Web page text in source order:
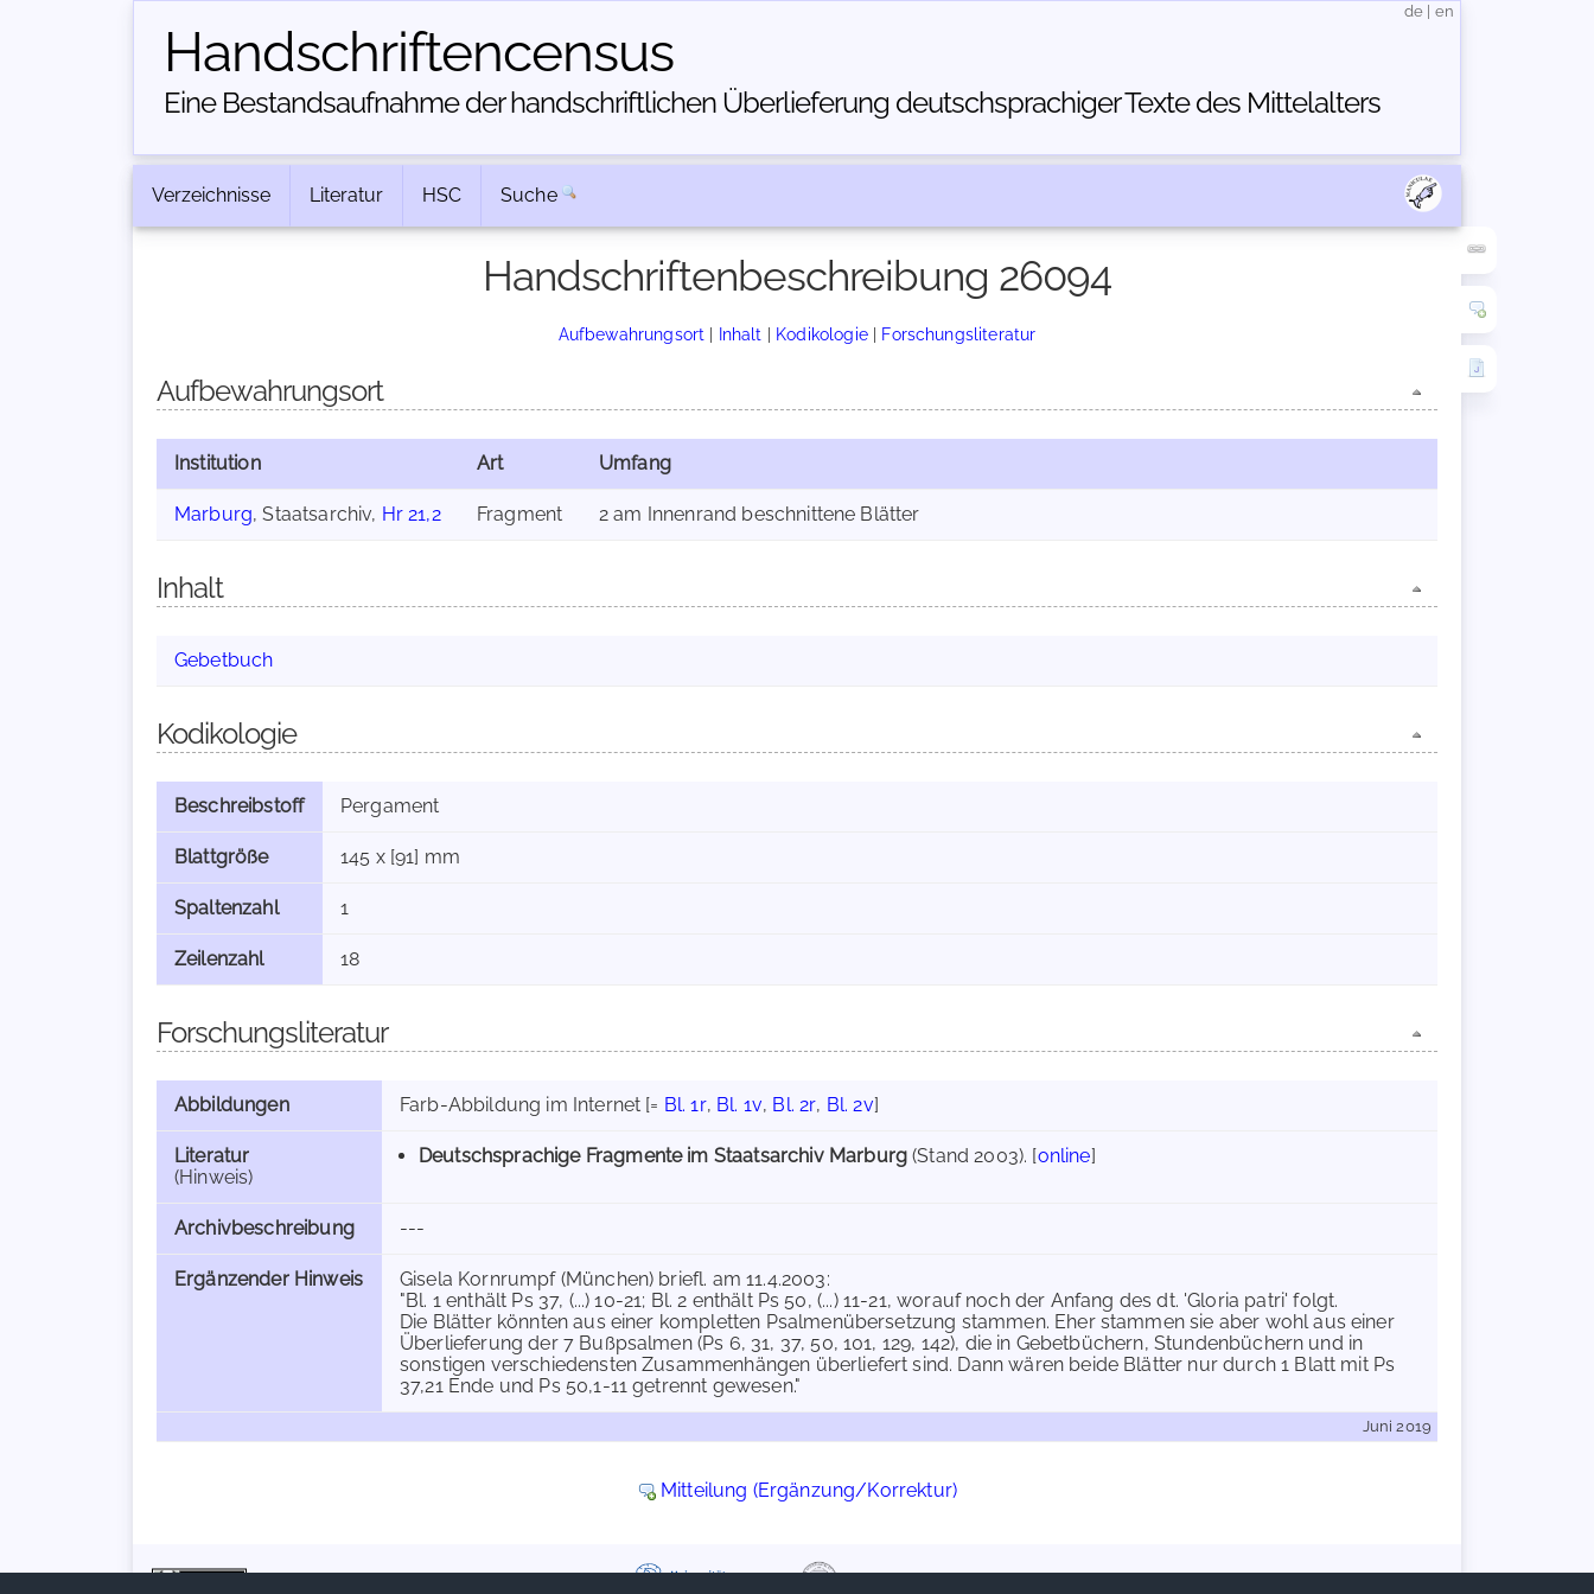
Handschriften­census
Eine Bestandsaufnahme der handschriftlichen Über­lieferung deutschsprachiger Texte des Mittelalters
de en
Verzeichnisse Literatur HSC Suche
Handschriftenbeschreibung 26094
Aufbewahrungsort | Inhalt | Kodikologie| Forschungsliteratur
Aufbewahrungsort
Institution Art Umfang
Marburg, Staatsarchiv, Hr 21,2 Fragment 2 am Innenrand beschnittene Blätter
Inhalt
Gebetbuch
Kodikologie
Beschreibstoff Pergament
Blattgröße 145 x [91] mm
Spaltenzahl 1
Zeilenzahl 18
Forschungsliteratur
Abbildungen Farb-Abbildung im Internet [= Bl. 1r, Bl. 1v, Bl. 2r, Bl. 2v]
Literatur
(Hinweis)
Deutschsprachige Fragmente im Staatsarchiv Marburg (Stand 2003). [online]
Archivbeschreibung ---
Ergänzender Hinweis
Gisela Kornrumpf (München) briefl. am 11.4.2003:
"Bl. 1 enthält Ps 37, (...) 10-21; Bl. 2 enthält Ps 50, (...) 11-21, worauf noch der Anfang des dt. 'Gloria patri' folgt.
Die Blätter könnten aus einer kompletten Psalmenübersetzung stammen. Eher stammen sie aber wohl aus einer
Überlieferung der 7 Bußpsalmen (Ps 6, 31, 37, 50, 101, 129, 142), die in Gebetbüchern, Stundenbüchern und in
sonstigen verschiedensten Zusammenhängen überliefert sind. Dann wären beide Blätter nur durch 1 Blatt mit Ps
37,21 Ende und Ps 50,1-11 getrennt gewesen."
Juni 2019
Mitteilung (Ergänzung/Korrektur)